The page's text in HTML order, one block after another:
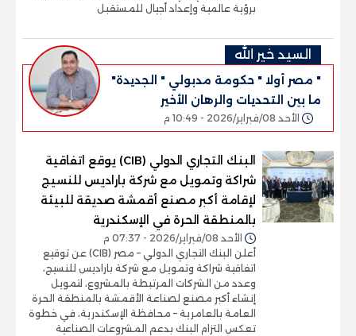
برؤية عالمية وإعداد أجيال للمستقبل
السيد خير الله
" مصر أولا " حكومة مدبولي " الجديدة"
ما بين التحديات والرهان الأخير
الأحد 08/فبراير/2026 - 10:49 م
البنك التجاري الدولي (CIB) يوقع اتفاقية
شراكة وتمويل مع شركة باراديس للنسيج
لإقامة أكبر مصنع أقمشة صديقة للبيئة
بالمنطقة الحرة في الإسكندرية
الأحد 08/فبراير/2026 - 07:37 م
أعلن البنك التجاري الدولي – مصر (CIB) عن توقيع
اتفاقية شراكة وتمويل مع شركة باراديس للنسيج،
وعدد من الشركات المرتبطة بالمشروع، لتمويل
إنشاء أكبر مصنع لصناعة الأقمشة بالمنطقة الحرة
العامة بالعامرية – محافظة الإسكندرية، في خطوة
تعكس التزام البنك بدعم المشروعات الصناعية